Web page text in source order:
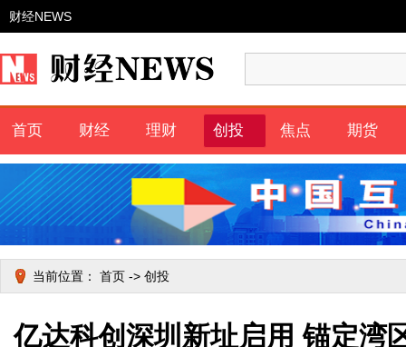
财经NEWS
首页 财经 理财 创投 焦点 期货
当前位置： 首页 -> 创投
亿达科创深圳新址启用 锚定湾